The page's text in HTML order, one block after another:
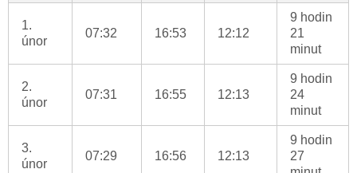
1.
únor
07:32 16:53 12:12
9 hodin
21
minut
2.
únor
07:31 16:55 12:13
9 hodin
24
minut
3.
únor
07:29 16:56 12:13
9 hodin
27